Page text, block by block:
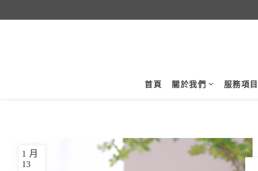
首頁 關於我們 服務項目
13
1 月